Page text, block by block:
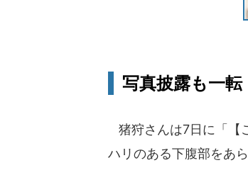
写真披露も一転
猪狩さんは7日に「【
ハリのある下腹部をあ